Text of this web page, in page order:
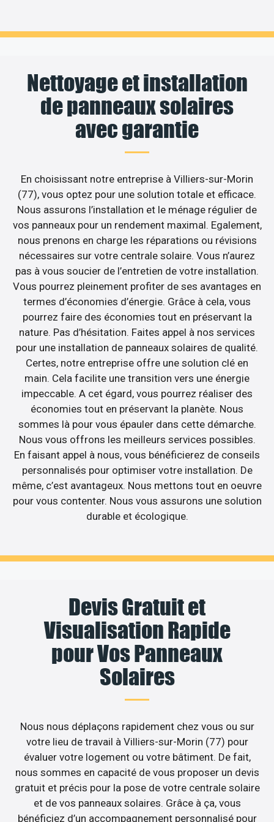
Nettoyage et installation
de panneaux solaires
avec garantie
En choisissant notre entreprise à Villiers-sur-Morin
(77), vous optez pour une solution totale et efficace.
Nous assurons l’installation et le ménage régulier de
vos panneaux pour un rendement maximal. Egalement,
nous prenons en charge les réparations ou révisions
nécessaires sur votre centrale solaire. Vous n’aurez
pas à vous soucier de l’entretien de votre installation.
Vous pourrez pleinement profiter de ses avantages en
termes d’économies d’énergie. Grâce à cela, vous
pourrez faire des économies tout en préservant la
nature. Pas d’hésitation. Faites appel à nos services
pour une installation de panneaux solaires de qualité.
Certes, notre entreprise offre une solution clé en
main. Cela facilite une transition vers une énergie
impeccable. A cet égard, vous pourrez réaliser des
économies tout en préservant la planète. Nous
sommes là pour vous épauler dans cette démarche.
Nous vous offrons les meilleurs services possibles.
En faisant appel à nous, vous bénéficierez de conseils
personnalisés pour optimiser votre installation. De
même, c’est avantageux. Nous mettons tout en oeuvre
pour vous contenter. Nous vous assurons une solution
durable et écologique.
Devis Gratuit et
Visualisation Rapide
pour Vos Panneaux
Solaires
Nous nous déplaçons rapidement chez vous ou sur
votre lieu de travail à Villiers-sur-Morin (77) pour
évaluer votre logement ou votre bâtiment. De fait,
nous sommes en capacité de vous proposer un devis
gratuit et précis pour la pose de votre centrale solaire
et de vos panneaux solaires. Grâce à ça, vous
bénéficiez d’un accompagnement personnalisé pour